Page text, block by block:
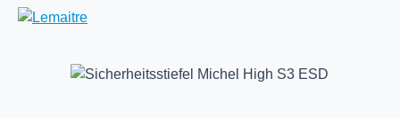
Bildergalerie überspringen